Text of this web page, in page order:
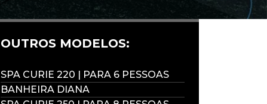
OUTROS MODELOS:
SPA CURIE 220 | PARA 6 PESSOAS
BANHEIRA DIANA